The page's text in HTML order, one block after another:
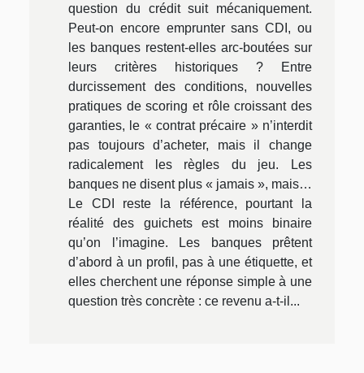
question du crédit suit mécaniquement.
Peut-on encore emprunter sans CDI, ou
les banques restent-elles arc-boutées sur
leurs critères historiques ? Entre
durcissement des conditions, nouvelles
pratiques de scoring et rôle croissant des
garanties, le « contrat précaire » n’interdit
pas toujours d’acheter, mais il change
radicalement les règles du jeu. Les
banques ne disent plus « jamais », mais…
Le CDI reste la référence, pourtant la
réalité des guichets est moins binaire
qu’on l’imagine. Les banques prêtent
d’abord à un profil, pas à une étiquette, et
elles cherchent une réponse simple à une
question très concrète : ce revenu a-t-il...